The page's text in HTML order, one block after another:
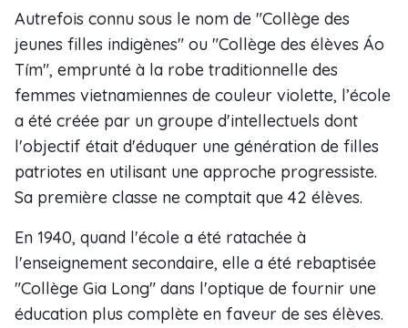
Autrefois connu sous le nom de "Collège des
jeunes filles indigènes" ou "Collège des élèves Áo
Tím", emprunté à la robe traditionnelle des
femmes vietnamiennes de couleur violette, l’école
a été créée par un groupe d'intellectuels dont
l'objectif était d'éduquer une génération de filles
patriotes en utilisant une approche progressiste.
Sa première classe ne comptait que 42 élèves.
En 1940, quand l'école a été ratachée à
l'enseignement secondaire, elle a été rebaptisée
"Collège Gia Long" dans l'optique de fournir une
éducation plus complète en faveur de ses élèves.